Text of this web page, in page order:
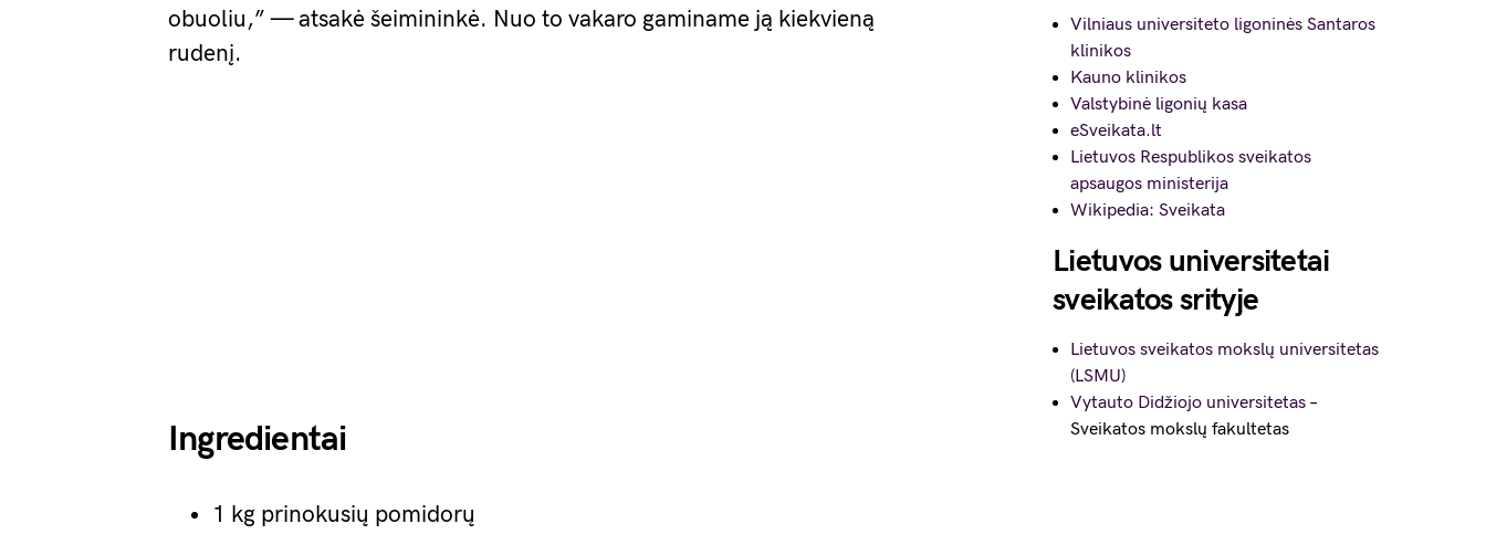
obuoliu,” — atsakė šeimininkė. Nuo to vakaro gaminame ją kiekvieną
rudenį.
Ingredientai
1 kg prinokusių pomidorų
Vilniaus universiteto ligoninės Santaros
klinikos
Kauno klinikos
Valstybinė ligonių kasa
eSveikata.lt
Lietuvos Respublikos sveikatos
apsaugos ministerija
Wikipedia: Sveikata
Lietuvos universitetai
sveikatos srityje
Lietuvos sveikatos mokslų universitetas
(LSMU)
Vytauto Didžiojo universitetas –
Sveikatos mokslų fakultetas